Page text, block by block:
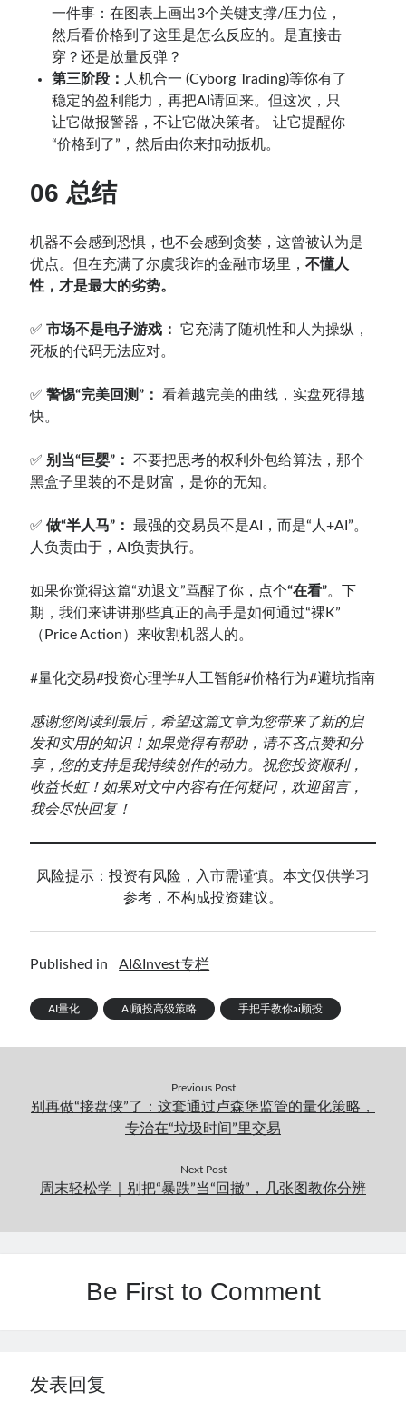
一件事：在图表上画出3个关键支撑/压力位，
然后看价格到了这里是怎么反应的。是直接击
穿？还是放量反弹？
第三阶段： 人机合一 (Cyborg Trading)等你有了
稳定的盈利能力，再把AI请回来。但这次，只
让它做报警器，不让它做决策者。 让它提醒你
“价格到了”，然后由你来扣动扳机。
06 总结
机器不会感到恐惧，也不会感到贪婪，这曾被认为是
优点。但在充满了尔虞我诈的金融市场里，不懂人
性，才是最大的劣势。
✅市场不是电子游戏：
它充满了随机性和人为操纵，
死板的代码无法应对。
✅警惕“完美回测”：
看着越完美的曲线，实盘死得越
快。
✅ 别当“巨婴”：
不要把思考的权利外包给算法，那个
黑盒子里装的不是财富，是你的无知。
✅做“半人马”：
最强的交易员不是AI，而是“人+AI”。
人负责由于，AI负责执行。
如果你觉得这篇“劝退文”骂醒了你，点个“在看”。下
期，我们来讲讲那些真正的高手是如何通过“裸K”
（Price Action）来收割机器人的。
#量化交易#投资心理学#人工智能#价格行为#避坑指南
感谢您阅读到最后，希望这篇文章为您带来了新的启
发和实用的知识！如果觉得有帮助，请不吝点赞和分
享，您的支持是我持续创作的动力。祝您投资顺利，
收益长虹！如果对文中内容有任何疑问，欢迎留言，
我会尽快回复！
风险提示：投资有风险，入市需谨慎。本文仅供学习
参考，不构成投资建议。
Published in AI&Invest专栏
AI量化 AI顾投高级策略 手把手教你ai顾投
Previous Post
别再做“接盘侠”了：这套通过卢森堡监管的量化策略，
专治在“垃圾时间”里交易
Next Post
周末轻松学｜别把“暴跌”当“回撤”，几张图教你分辨
Be First to Comment
发表回复